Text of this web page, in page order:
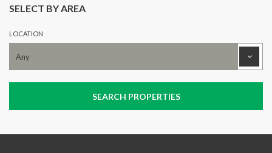
SELECT BY AREA
LOCATION